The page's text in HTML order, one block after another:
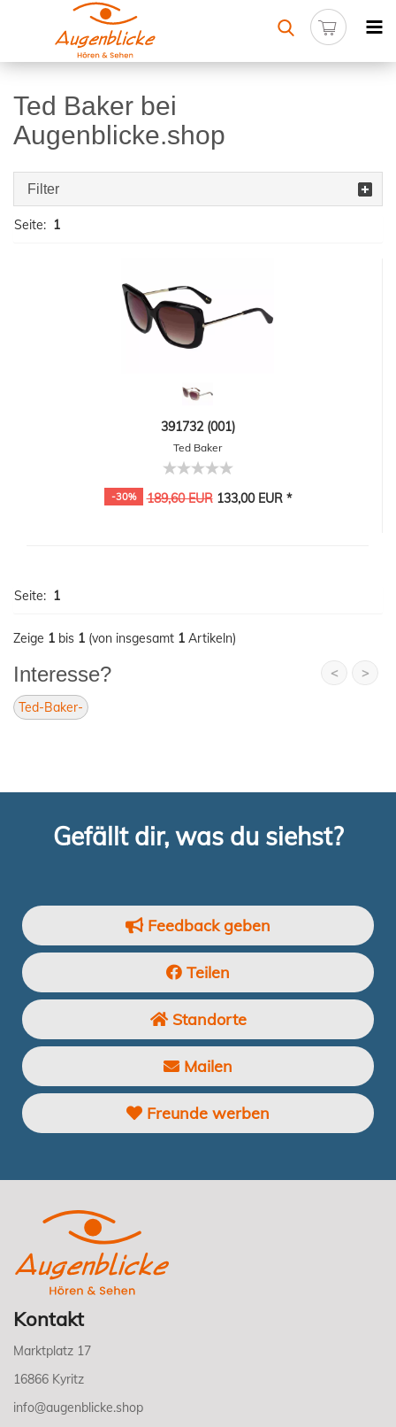
Ted Baker bei
Augenblicke.shop
Filter
Seite: 1
391732 (001)
Ted Baker
-30% 189,60 EUR133,00 EUR *
Seite: 1
Zeige 1 bis 1 (von insgesamt 1 Artikeln)
Interesse? < >
Ted-Baker-
Gefällt dir, was du siehst?
Feedback geben
Teilen
Standorte
Mailen
Freunde werben
Kontakt
Marktplatz 17
16866 Kyritz
info@augenblicke.shop